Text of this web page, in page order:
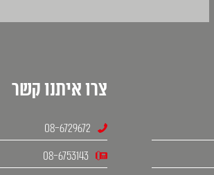
צרו איתנו קשר
08-6729672
08-6753143